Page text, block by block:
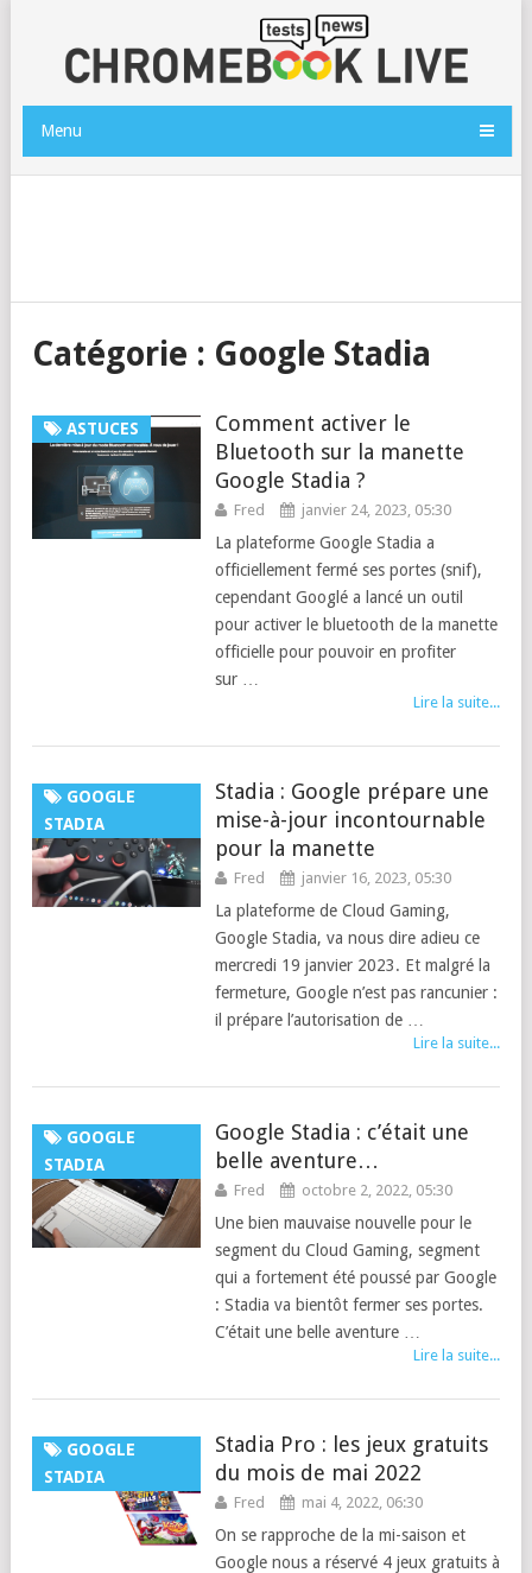
Menu
Catégorie : Google Stadia
ASTUCES
Comment activer le
Bluetooth sur la manette
Google Stadia ?
Fred janvier 24, 2023, 05:30
La plateforme Google Stadia a
officiellement fermé ses portes (snif),
cependant Googlé a lancé un outil
pour activer le bluetooth de la manette
officielle pour pouvoir en profiter
sur …
Lire la suite...
GOOGLE
STADIA
Stadia : Google prépare une
mise-à-jour incontournable
pour la manette
Fred janvier 16, 2023, 05:30
La plateforme de Cloud Gaming,
Google Stadia, va nous dire adieu ce
mercredi 19 janvier 2023. Et malgré la
fermeture, Google n’est pas rancunier :
il prépare l’autorisation de …
Lire la suite...
GOOGLE
STADIA
Google Stadia : c’était une
belle aventure…
Fred octobre 2, 2022, 05:30
Une bien mauvaise nouvelle pour le
segment du Cloud Gaming, segment
qui a fortement été poussé par Google
: Stadia va bientôt fermer ses portes.
C’était une belle aventure …
Lire la suite...
GOOGLE
STADIA
Stadia Pro : les jeux gratuits
du mois de mai 2022
Fred mai 4, 2022, 06:30
On se rapproche de la mi-saison et
Google nous a réservé 4 jeux gratuits à